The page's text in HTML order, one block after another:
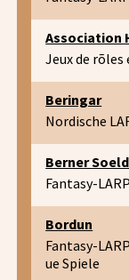
Association
Jeux de
Beringar
Nordische
Berner
Fantasy-
Bordun
Fantasy-
ue Spiele